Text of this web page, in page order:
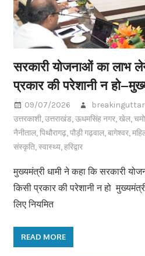
सरकारी योजनाओं का लाभ
प्रकार की परेशानी न
09/07/2026
उत्तरकाशी,उत्तराखंड,ऊधमसिंह नगर,खेल,
नैनीताल,पिथौरागढ़,पौड़ी गढ़वाल,बागेश्वर,
संस्कृति,स्वास्थ्य,हरिद्वार
मुख्यमंत्री धामी ने कहा कि सरकारी
किसी प्रकार की परेशानी न हो
लिए नियमित
READ MORE